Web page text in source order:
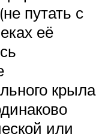
путать с
её
крыла
или